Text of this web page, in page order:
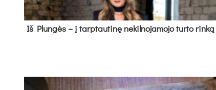
Iš Plungės – į tarptautinę nekilnojamojo turto rinką